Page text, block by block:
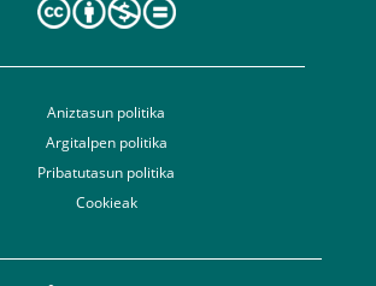
Aniztasun politika
Argitalpen politika
Pribatutasun politika
Cookieak